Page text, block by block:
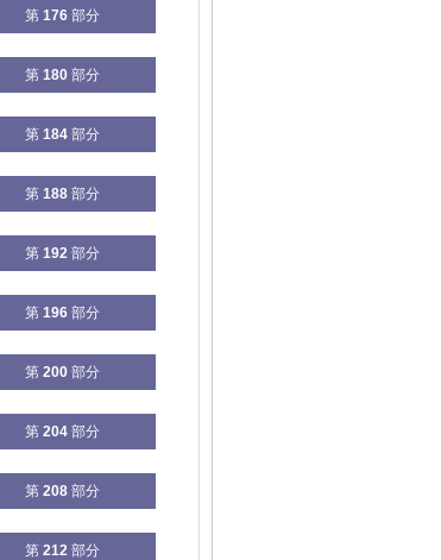
第 176部分
第 180部分
第 184部分
第 188部分
第 192部分
第 196部分
第 200部分
第 204部分
第 208部分
第 212部分